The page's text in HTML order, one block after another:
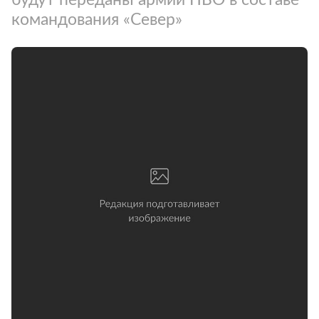
командования «Север»